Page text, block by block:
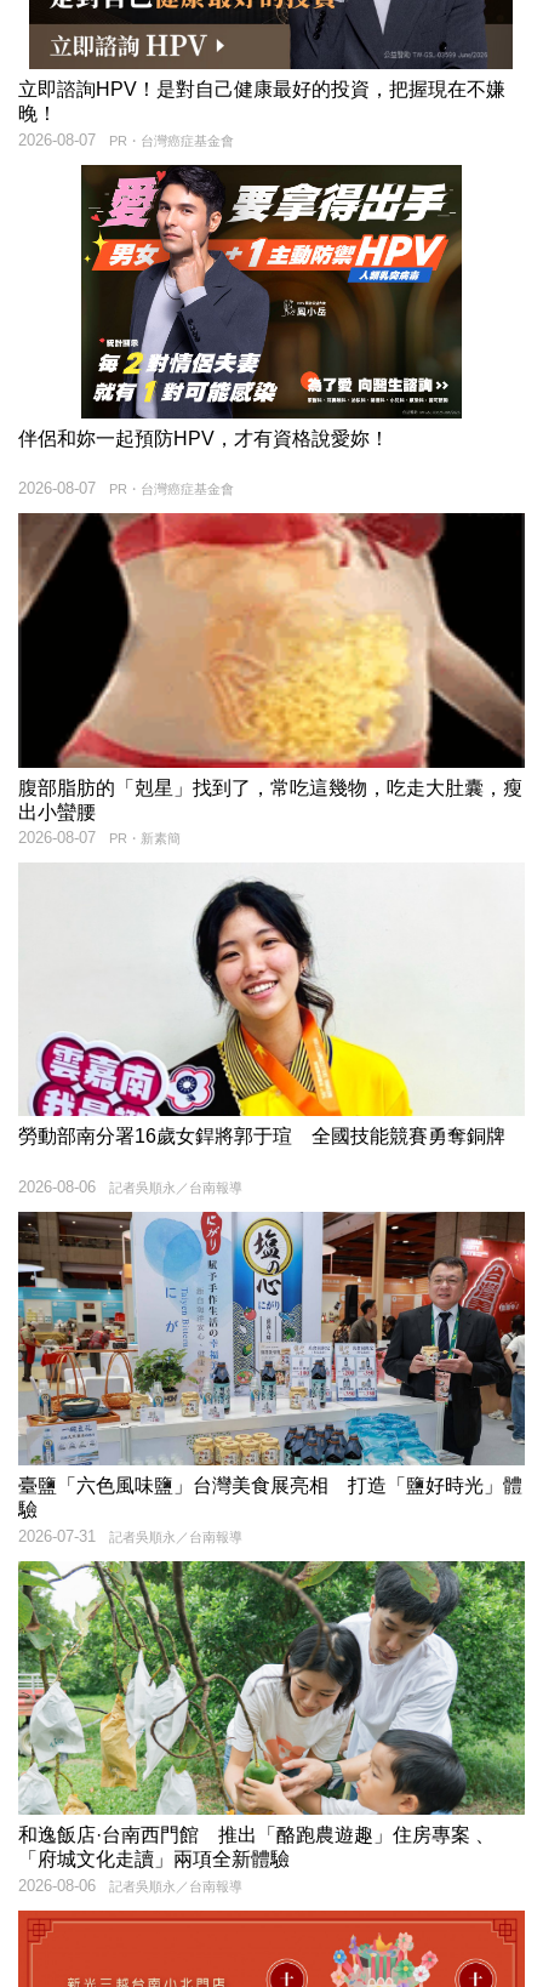
立即諮詢HPV！是對自己健康最好的投資，把握現在不嫌
晚！
PR・台灣癌症基金會
2026-08-07
伴侶和妳一起預防HPV，才有資格說愛妳！
PR・台灣癌症基金會
2026-08-07
腹部脂肪的「剋星」找到了，常吃這幾物，吃走大肚囊，瘦
出小蠻腰
PR・新素簡
2026-08-07
勞動部南分署16歲女銲將郭于瑄 全國技能競賽勇奪銅牌
記者吳順永／台南報導
2026-08-06
臺鹽「六色風味鹽」台灣美食展亮相 打造「鹽好時光」體
驗
記者吳順永／台南報導
2026-07-31
和逸飯店·台南西門館 推出「酪跑農遊趣」住房專案 、
「府城文化走讀」兩項全新體驗
記者吳順永／台南報導
2026-08-06